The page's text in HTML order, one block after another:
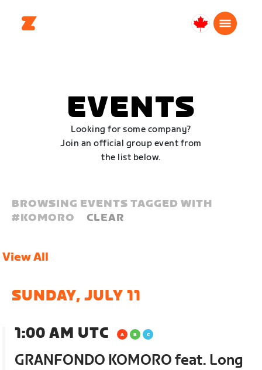
Canada
EVENTS
Looking for some company?
Join an official group event from
the list below.
BROWSING EVENTS TAGGED WITH
#KOMORO CLEAR
View All
SUNDAY, JULY 11
1:00 AM UTC
GRANFONDO KOMORO feat. Long